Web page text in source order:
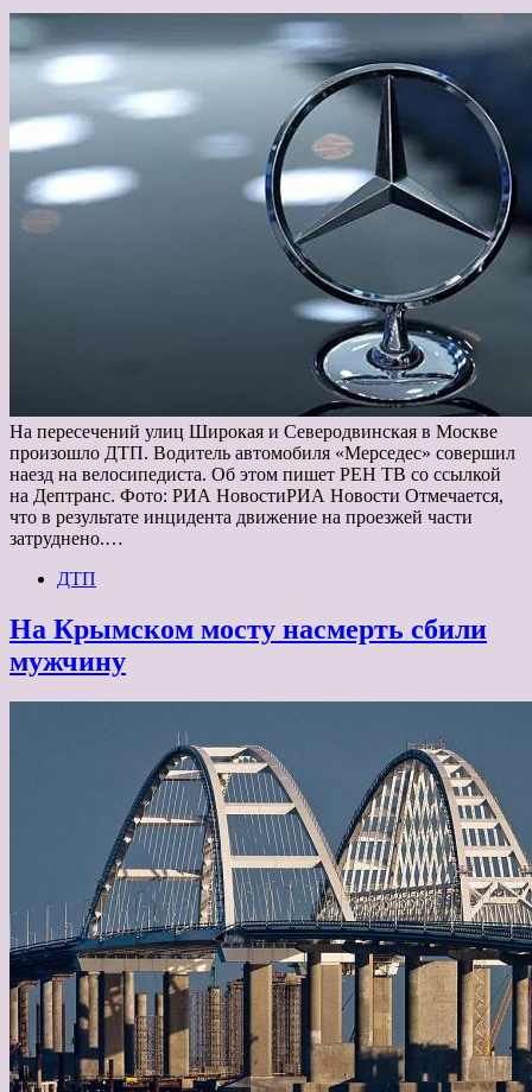
На пересечений улиц Широкая и Северодвинская в Москве
произошло ДТП. Водитель автомобиля «Мерседес» совершил
наезд на велосипедиста. Об этом пишет РЕН ТВ со ссылкой
на Дептранс. Фото: РИА НовостиРИА Новости Отмечается,
что в результате инцидента движение на проезжей части
затруднено.…
ДТП
На Крымском мосту насмерть сбили
мужчину